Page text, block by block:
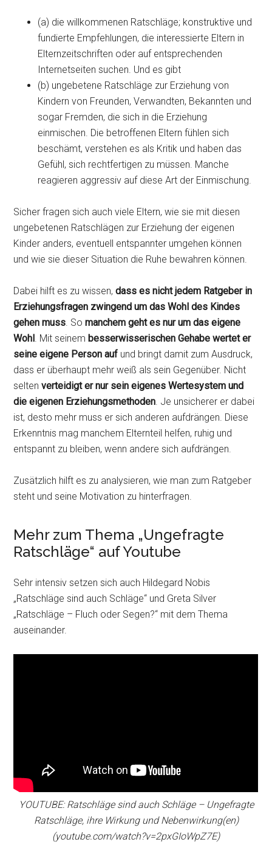
(a) die willkommenen Ratschläge; konstruktive und
fundierte Empfehlungen, die interessierte Eltern in
Elternzeitschriften oder auf entsprechenden
Internetseiten suchen. Und es gibt
(b) ungebetene Ratschläge zur Erziehung von
Kindern von Freunden, Verwandten, Bekannten und
sogar Fremden, die sich in die Erziehung
einmischen. Die betroffenen Eltern fühlen sich
beschämt, verstehen es als Kritik und haben das
Gefühl, sich rechtfertigen zu müssen. Manche
reagieren aggressiv auf diese Art der Einmischung.
Sicher fragen sich auch viele Eltern, wie sie mit diesen
ungebetenen Ratschlägen zur Erziehung der eigenen
Kinder anders, eventuell entspannter umgehen können
und wie sie dieser Situation die Ruhe bewahren können.
Dabei hilft es zu wissen,dass es nicht jedem Ratgeber in
Erziehungsfragen zwingend um das Wohl des Kindes
gehen muss. Somanchem geht es nur um das eigene
Wohl . Mit seinem besserwisserischen Gehabe wertet er
seine eigene Person auf und bringt damit zum Ausdruck,
dass er überhaupt mehr weiß als sein Gegenüber. Nicht
seltenverteidigt er nur sein eigenes Wertesystem und
die eigenen Erziehungsmethoden. Je unsicherer er dabei
ist, desto mehr muss er sich anderen aufdrängen. Diese
Erkenntnis mag manchem Elternteil helfen, ruhig und
entspannt zu bleiben, wenn andere sich aufdrängen.
Zusätzlich hilft es zu analysieren, wie man zum Ratgeber
steht und seine Motivation zu hinterfragen.
Mehr zum Thema „Ungefragte
Ratschläge“ auf Youtube
Sehr intensiv setzen sich auch Hildegard Nobis
„Ratschläge sind auch Schläge“ und Greta Silver
„Ratschläge – Fluch oder Segen?“ mit dem Thema
auseinander.
YOUTUBE: Ratschläge sind auch Schläge – Ungefragte
Ratschläge, ihre Wirkung und Nebenwirkung(en)
(youtube.com/watch?v=2pxGIoWpZ7E)